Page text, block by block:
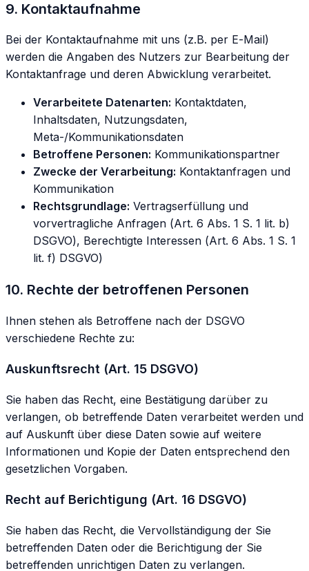
9. Kontaktaufnahme
Bei der Kontaktaufnahme mit uns (z.B. per E-Mail)
werden die Angaben des Nutzers zur Bearbeitung der
Kontaktanfrage und deren Abwicklung verarbeitet.
Verarbeitete Datenarten: Kontaktdaten,
Inhaltsdaten, Nutzungsdaten,
Meta-/Kommunikationsdaten
Betroffene Personen: Kommunikationspartner
Zwecke der Verarbeitung: Kontaktanfragen und
Kommunikation
Rechtsgrundlage: Vertragserfüllung und
vorvertragliche Anfragen (Art. 6 Abs. 1 S. 1 lit. b)
DSGVO), Berechtigte Interessen (Art. 6 Abs. 1 S. 1
lit. f) DSGVO)
10. Rechte der betroffenen Personen
Ihnen stehen als Betroffene nach der DSGVO
verschiedene Rechte zu:
Auskunftsrecht (Art. 15 DSGVO)
Sie haben das Recht, eine Bestätigung darüber zu
verlangen, ob betreffende Daten verarbeitet werden und
auf Auskunft über diese Daten sowie auf weitere
Informationen und Kopie der Daten entsprechend den
gesetzlichen Vorgaben.
Recht auf Berichtigung (Art. 16 DSGVO)
Sie haben das Recht, die Vervollständigung der Sie
betreffenden Daten oder die Berichtigung der Sie
betreffenden unrichtigen Daten zu verlangen.